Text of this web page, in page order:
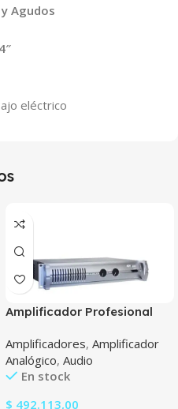
Agudos
eléctrico
Amplificador Profesional
Amplificadores, Amplificador
Analógico, Audio
En stock
$ 492.113,00